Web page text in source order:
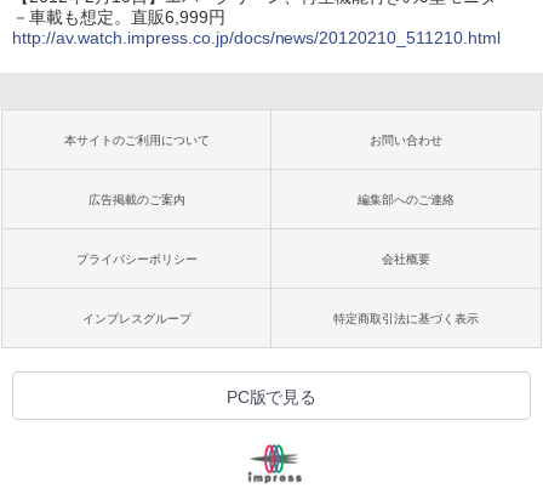
－車載も想定。直販6,999円
http://av.watch.impress.co.jp/docs/news/20120210_511210.html
本サイトのご利用について お問い合わせ
広告掲載のご案内 編集部へのご連絡
プライバシーポリシー 会社概要
インプレスグループ 特定商取引法に基づく表示
PC版で見る